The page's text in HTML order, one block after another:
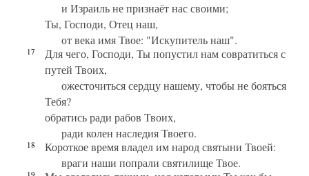
и Израиль не признаёт нас своими;
Ты, Господи, Отец наш,
от века имя Твое: "Искупитель наш".
17
Для чего, Господи, Ты попустил нам совратиться с
путей Твоих,
ожесточиться сердцу нашему, чтобы не бояться
Тебя?
обратись ради рабов Твоих,
ради колен наследия Твоего.
18
Короткое время владел им народ святыни Твоей:
враги наши попрали святилище Твое.